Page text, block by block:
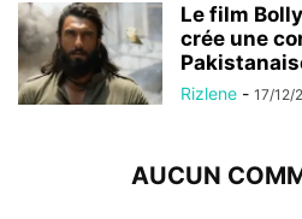
Le film
crée une
Rizlene - 17/12/
AUCUN